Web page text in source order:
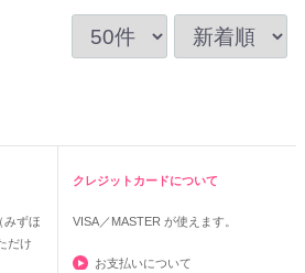
みずほ
だけ
クレジットカードについて
VISA／MASTER が使えます。
お支払いについて